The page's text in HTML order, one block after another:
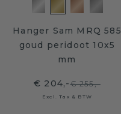
Hanger Sam MRQ 585
goud peridoot 10x5
mm
€ 204,-€ 255,-
Excl. Tax & BTW